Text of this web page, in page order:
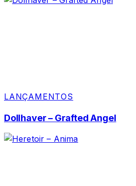
LANÇAMENTOS
Dollhaver – Grafted Angel